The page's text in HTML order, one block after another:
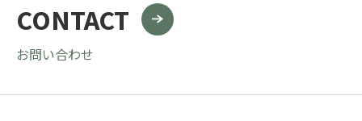
CONTACT
お問い合わせ